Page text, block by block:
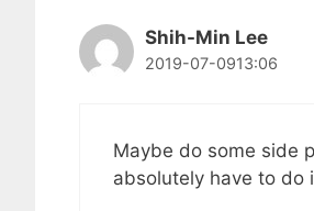
Shih-Min Lee
2019-07-0913:06
Maybe do some side
absolutely have to do